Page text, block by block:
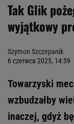
Tak Glik
wyjątkowy
Szymon Szczepanik
6 czerwca 2025, 14:59
Towarzyski
wzbudzałby
inaczej, gdyż